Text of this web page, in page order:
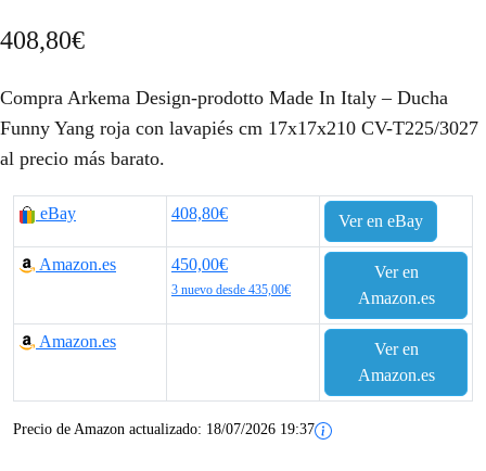
408,80€
Compra Arkema Design-prodotto Made In Italy – Ducha
Funny Yang roja con lavapiés cm 17x17x210 CV-T225/3027
al precio más barato.
eBay 408,80€ Ver en eBay
Amazon.es 450,00€
3 nuevo desde 435,00€
Ver en
Amazon.es
Amazon.es
Ver en
Amazon.es
Precio de Amazon actualizado: 18/07/2026 19:37